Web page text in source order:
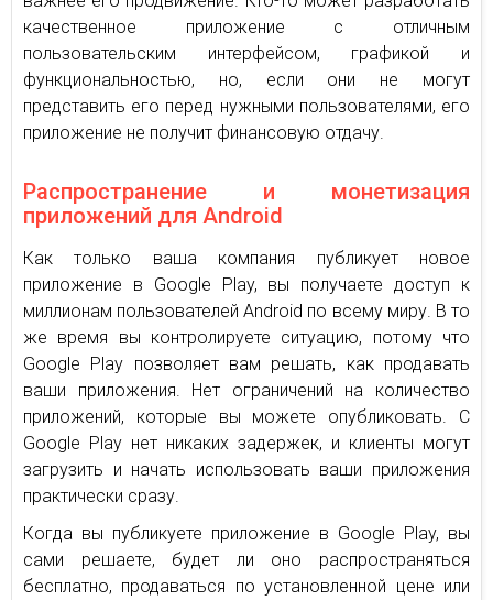
качественное приложение с отличным
пользовательским интерфейсом, графикой и
функциональностью, но, если они не могут
представить его перед нужными пользователями, его
приложение не получит финансовую отдачу.
Распространение и монетизация
приложений для Android
Как только ваша компания публикует новое
приложение в Google Play, вы получаете доступ к
миллионам пользователей Android по всему миру. В то
же время вы контролируете ситуацию, потому что
Google Play позволяет вам решать, как продавать
ваши приложения. Нет ограничений на количество
приложений, которые вы можете опубликовать. С
Google Play нет никаких задержек, и клиенты могут
загрузить и начать использовать ваши приложения
практически сразу.
Когда вы публикуете приложение в Google Play, вы
сами решаете, будет ли оно распространяться
бесплатно, продаваться по установленной цене или